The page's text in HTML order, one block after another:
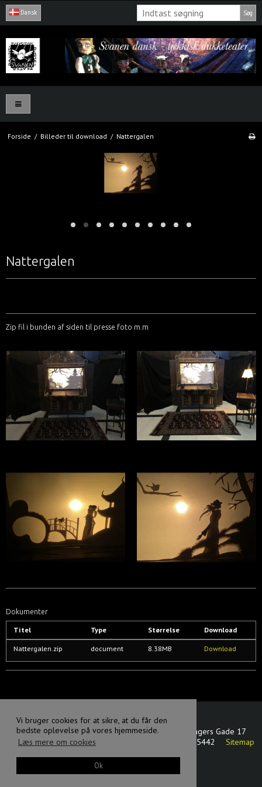
Vi bruger cookies for at sikre, at du får den
bedste oplevelse på vores hjemmeside.
Læs mere om cookies
Ok
Dansk Søg
Forside / Billeder til download / Nattergalen
Nattergalen
Zip fil i bunden af siden til presse foto m.m
Dokumenter
Titel Type Størrelse Download
Nattergalen.zip document 8.38MB Download
Svanen dansk - tjekkisk dukketeater
Oluf Bagers Gade 17
5000 Odense C
Danmark 17875442
Sitemap
Facebook